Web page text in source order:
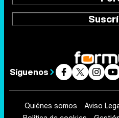
Síguenos
Quiénes somos Aviso